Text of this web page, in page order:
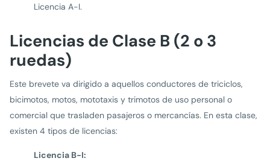
Licencia A-I.
Licencias de Clase B (2 o 3
ruedas)
Este brevete va dirigido a aquellos conductores de triciclos,
bicimotos, motos, mototaxis y trimotos de uso personal o
comercial que trasladen pasajeros o mercancías. En esta clase,
existen 4 tipos de licencias:
Licencia B-I: